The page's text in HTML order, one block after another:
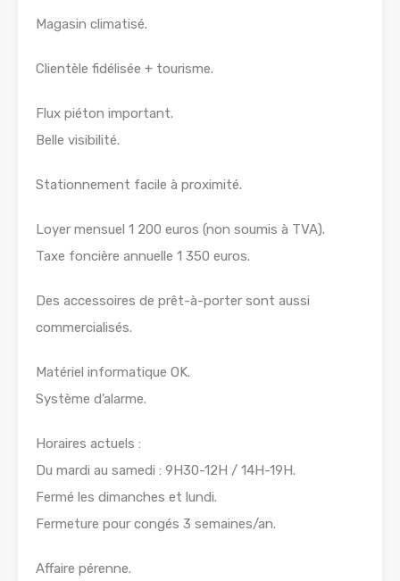
Magasin climatisé.
Clientèle fidélisée + tourisme.
Flux piéton important.
Belle visibilité.
Stationnement facile à proximité.
Loyer mensuel 1 200 euros (non soumis à TVA).
Taxe foncière annuelle 1 350 euros.
Des accessoires de prêt-à-porter sont aussi
commercialisés.
Matériel informatique OK.
Système d’alarme.
Horaires actuels :
Du mardi au samedi : 9H30-12H / 14H-19H.
Fermé les dimanches et lundi.
Fermeture pour congés 3 semaines/an.
Affaire pérenne.